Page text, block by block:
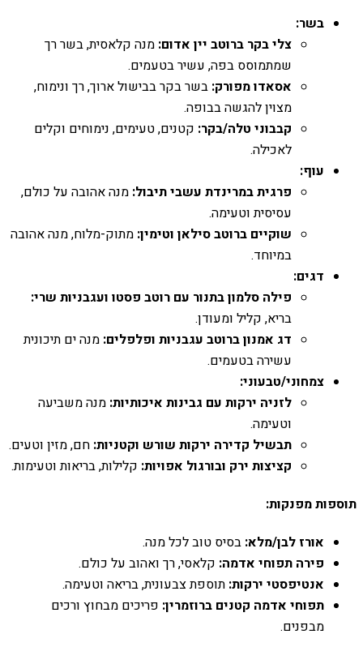
בשר:
צלי בקר ברוטב יין אדום: מנה קלאסית, בשר רך
שמתמוסס בפה, עשיר בטעמים.
אסאדו מפורק: בשר בקר בבישול ארוך, רך ונימוח,
מצוין להגשה בבופה.
קבבוני טלה/בקר: קטנים, טעימים, נימוחים וקלים
לאכילה.
עוף:
פרגית במרינדת עשבי תיבול: מנה אהובה על כולם,
עסיסית וטעימה.
שוקיים ברוטב סילאן וטימין: מתוק-מלוח, מנה אהובה
במיוחד.
דגים:
פילה סלמון בתנור עם רוטב פסטו ועגבניות שרי:
בריא, קליל ומעודן.
דג אמנון ברוטב עגבניות ופלפלים: מנה ים תיכונית
עשירה בטעמים.
צמחוני/טבעוני:
לזניה ירקות עם גבינות איכותיות: מנה משביעה
וטעימה.
תבשיל קדירה ירקות שורש וקטניות: חם, מזין וטעים.
קציצות ירק ובורגול אפויות: קלילות, בריאות וטעימות.
תוספות מפנקות:
אורז לבן/מלא: בסיס טוב לכל מנה.
פירה תפוחי אדמה: קלאסי, רך ואהוב על כולם.
אנטיפסטי ירקות: תוספת צבעונית, בריאה וטעימה.
תפוחי אדמה קטנים ברוזמרין: פריכים מבחוץ ורכים
מבפנים.